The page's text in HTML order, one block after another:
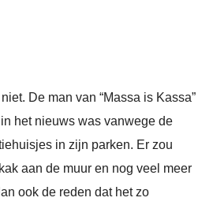
De man van “Massa is Kassa”
het nieuws was vanwege de
in zijn parken. Er zou
aan de muur en nog veel meer
ook de reden dat het zo